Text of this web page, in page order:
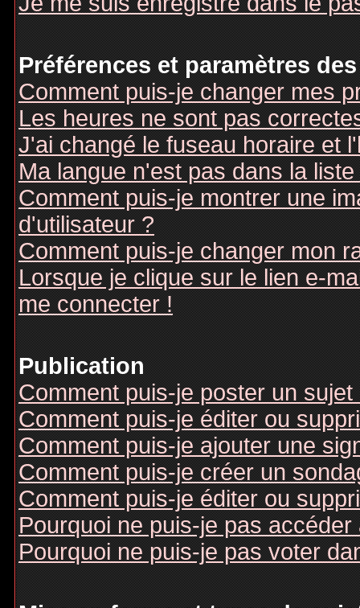
Préférences et paramètres
Comment puis-je changer mes
Les heures ne sont pas
J'ai changé le fuseau horaire et
Ma langue n'est pas dans la liste
Comment puis-je montrer une
d'utilisateur ?
Comment puis-je changer mon
Lorsque je clique sur le lien e-
me connecter !
Publication
Comment puis-je poster un
Comment puis-je éditer ou
Comment puis-je ajouter une
Comment puis-je créer un
Comment puis-je éditer ou
Pourquoi ne puis-je pas accéder
Pourquoi ne puis-je pas voter